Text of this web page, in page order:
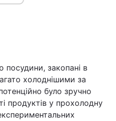
закопані в
холоднішими за
було зручно
продуктів у прохолодну